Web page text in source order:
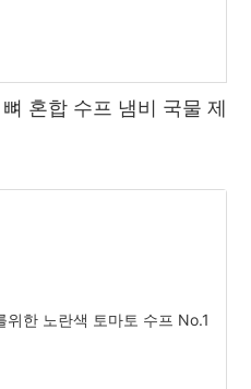
혼합 수프 냄비 국물 제